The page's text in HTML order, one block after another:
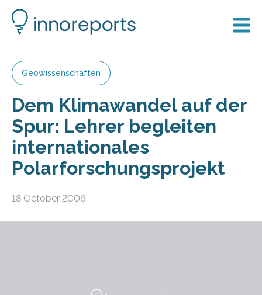
Geowissenschaften
Dem Klimawandel auf der
Spur: Lehrer begleiten
internationales
Polarforschungsprojekt
18 October 2006